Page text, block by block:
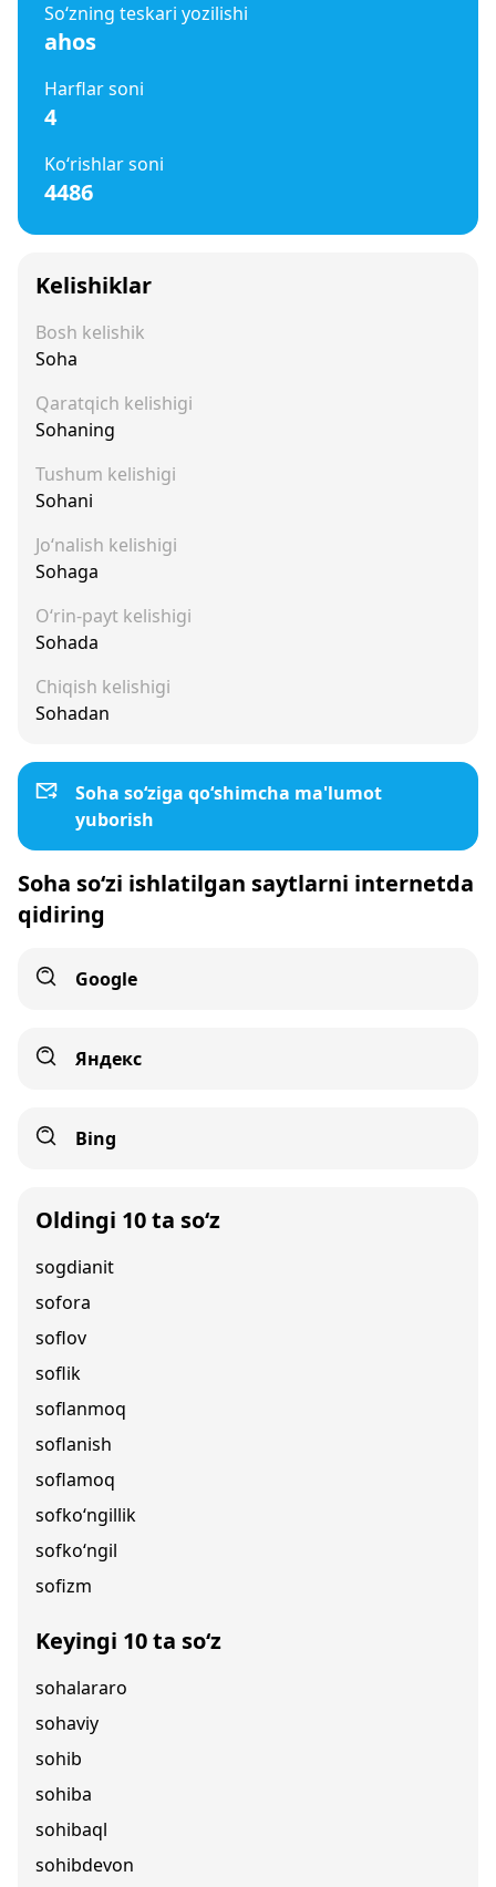
So‘zning teskari yozilishi
ahos
Harflar soni
4
Ko‘rishlar soni
4486
Kelishiklar
Bosh kelishik
Soha
Qaratqich kelishigi
Sohaning
Tushum kelishigi
Sohani
Jo‘nalish kelishigi
Sohaga
O‘rin-payt kelishigi
Sohada
Chiqish kelishigi
Sohadan
Soha so‘ziga qo‘shimcha ma'lumot
yuborish
Soha so‘zi ishlatilgan saytlarni internetda
qidiring
Google
Яндекс
Bing
Oldingi 10 ta so‘z
sogdianit
sofora
soflov
soflik
soflanmoq
soflanish
soflamoq
sofko‘ngillik
sofko‘ngil
sofizm
Keyingi 10 ta so‘z
sohalararo
sohaviy
sohib
sohiba
sohibaql
sohibdevon